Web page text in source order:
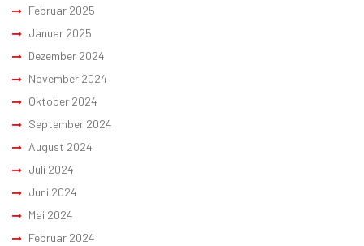
Februar 2025
Januar 2025
Dezember 2024
November 2024
Oktober 2024
September 2024
August 2024
Juli 2024
Juni 2024
Mai 2024
Februar 2024